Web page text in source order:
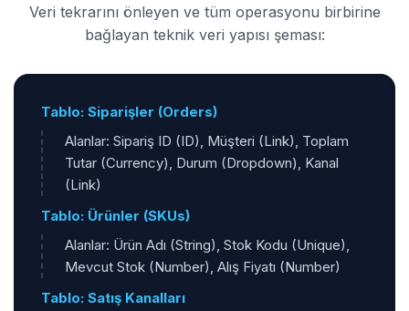
Veri tekrarını önleyen ve tüm operasyonu birbirine
bağlayan teknik veri yapısı şeması:
Tablo: Siparişler (Orders)
Alanlar: Sipariş ID (ID), Müşteri (Link), Toplam
Tutar (Currency), Durum (Dropdown), Kanal
(Link)
Tablo: Ürünler (SKUs)
Alanlar: Ürün Adı (String), Stok Kodu (Unique),
Mevcut Stok (Number), Alış Fiyatı (Number)
Tablo: Satış Kanalları